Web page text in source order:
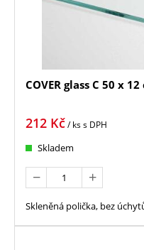
COVER glass C 50 x 12
212 Kč/ kss DPH
Skladem
Skleněná polička, bez